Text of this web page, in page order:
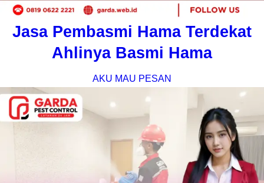
Jasa Pembasmi Hama Terdekat
Ahlinya Basmi Hama
AKU MAU PESAN